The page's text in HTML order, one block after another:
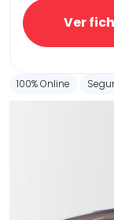
Ver
100% Online